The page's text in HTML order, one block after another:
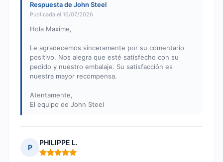
Respuesta de John Steel
Publicada el 16/07/2026
Hola Maxime,
Le agradecemos sinceramente por su comentario
positivo. Nos alegra que esté satisfecho con su
pedido y nuestro embalaje. Su satisfacción es
nuestra mayor recompensa.
Atentamente,
El equipo de John Steel
P
PHILIPPE L.
Nota: 5 de 5